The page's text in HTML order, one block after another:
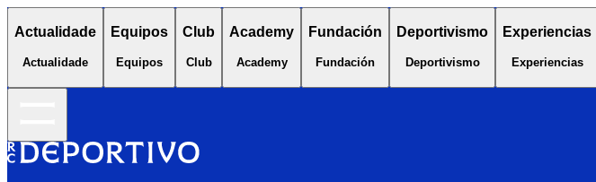
Actualidade
Actualidade
Equipos
Equipos
Club
Club
Academy
Academy
Fundación
Fundación
Deportivismo
Deportivismo
Experiencias
Experiencias